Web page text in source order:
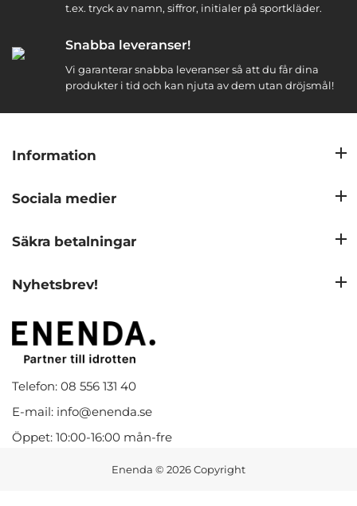
t.ex. tryck av namn, siffror, initialer på sportkläder.
Snabba leveranser!
Vi garanterar snabba leveranser så att du får dina
produkter i tid och kan njuta av dem utan dröjsmål!
Telefon: 08 556 131 40
E-mail: info@enenda.se
Öppet: 10:00-16:00 mån-fre
Information
Sociala medier
Säkra betalningar
Nyhetsbrev!
Enenda © 2026 Copyright